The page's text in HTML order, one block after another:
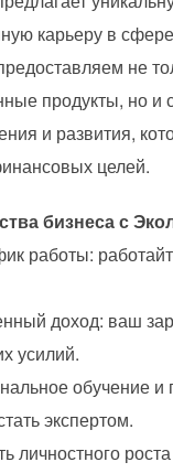
карьеру в
не
продукты, но и
и развития,
целей.
бизнеса с
работы:
доход: ваш
усилий.
обучение
экспертом.
личностного